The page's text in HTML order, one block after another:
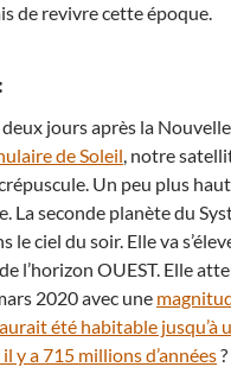
de revivre cette époque.
jours après la
de Soleil, notre
Un peu plus
La seconde planète du
le ciel du soir. Elle va
l’horizon OUEST. Elle
2020 avec une
été habitable jusqu’à
y a 715 millions d’années?